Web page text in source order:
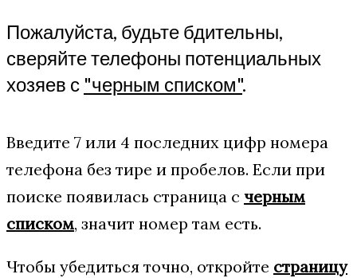
Пожалуйста, будьте бдительны,
сверяйте телефоны потенциальных
хозяев с "черным списком".
Введите 7 или 4 последних цифр номера
телефона без тире и пробелов. Если при
поиске появилась страница с черным
списком, значит номер там есть.
Чтобы убедиться точно, откройте страницу